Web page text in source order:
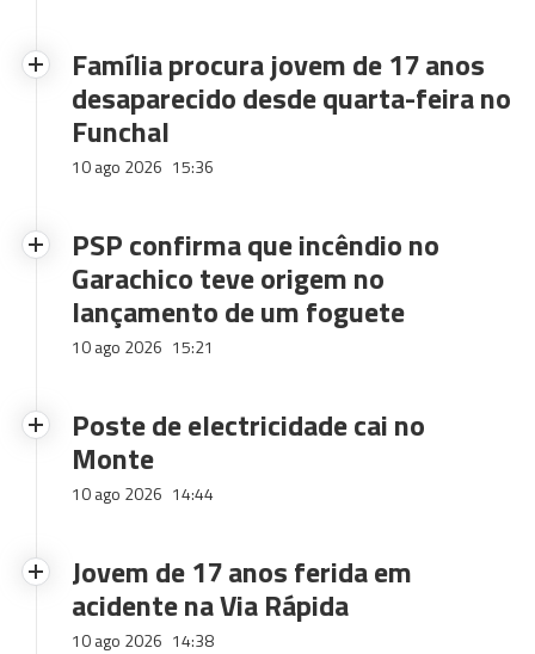
Família procura jovem de 17 anos
desaparecido desde quarta-feira no
Funchal
10 ago 2026 15:36
PSP confirma que incêndio no
Garachico teve origem no
lançamento de um foguete
10 ago 2026 15:21
Poste de electricidade cai no
Monte
10 ago 2026 14:44
Jovem de 17 anos ferida em
acidente na Via Rápida
10 ago 2026 14:38